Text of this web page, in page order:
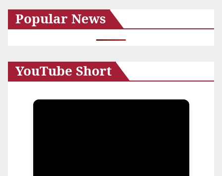
イ
ブ
Popular News
YouTube Short